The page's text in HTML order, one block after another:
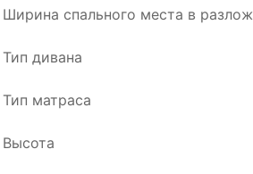
Ширина спального места в
Тип дивана
Тип матраса
Высота